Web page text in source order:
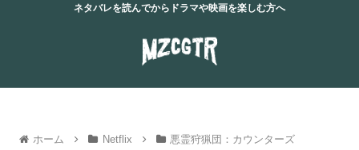
ネタバレを読んでからドラマや映画を楽しむ方へ
ホーム Netflix 悪霊狩猟団：カウンターズ